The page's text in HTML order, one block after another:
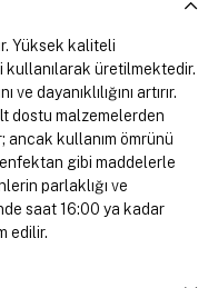
Yüksek kaliteli
üretilmektedir.
dayanıklılığını artırır.
dostu malzemelerden
ancak kullanım ömrünü
gibi maddelerle
parlaklığı ve
saat 16:00 ya kadar
edilir.